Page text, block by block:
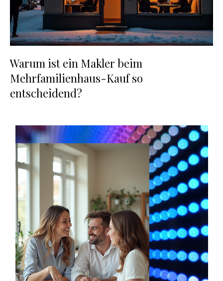
Warum ist ein Makler beim
Mehrfamilienhaus-Kauf so
entscheidend?